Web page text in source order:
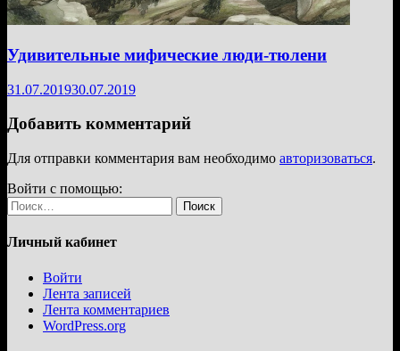
Удивительные мифические люди-тюлени
31.07.201930.07.2019
Добавить комментарий
Для отправки комментария вам необходимо авторизоваться.
Войти с помощью:
Найти:
Личный кабинет
Войти
Лента записей
Лента комментариев
WordPress.org